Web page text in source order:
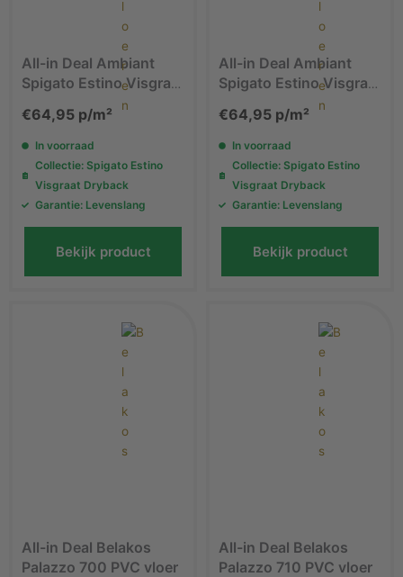
All-in Deal Ambiant
Spigato Estino Visgraat
Dryback Smoky PVC
vloer
€64,95 p/m²
In voorraad
Collectie: Spigato Estino
Visgraat Dryback
Garantie: Levenslang
Bekijk product
All-in Deal Ambiant
Spigato Estino Visgraat
Dryback Warm Oak
1614 PVC vloer
€64,95 p/m²
In voorraad
Collectie: Spigato Estino
Visgraat Dryback
Garantie: Levenslang
Bekijk product
All-in Deal Belakos
Palazzo 700 PVC vloer
All-in Deal Belakos
Palazzo 710 PVC vloer